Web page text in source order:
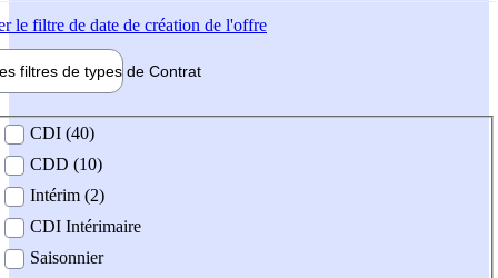
le filtre de date de création de l'offre
filtres de types de Contrat
contrat
CDI (40)
CDD (10)
Intérim (2)
CDI Intérimaire
Saisonnier